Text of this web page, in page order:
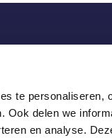
te personaliseren,
Ook delen we
en analyse.